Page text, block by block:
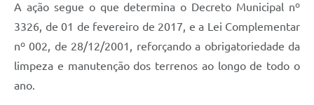
A ação segue o que determina o Decreto Municipal nº
3326, de 01 de fevereiro de 2017, e a Lei Complementar
nº 002, de 28/12/2001, reforçando a obrigatoriedade da
limpeza e manutenção dos terrenos ao longo de todo o
ano.